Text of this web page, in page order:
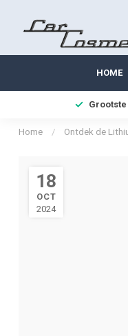
HOME
Grootste
Home / Ontdek de
18
OCT
2024